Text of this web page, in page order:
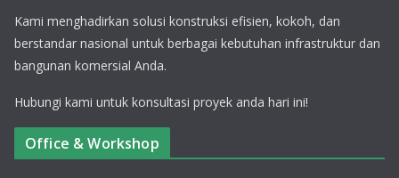
Kami menghadirkan solusi konstruksi efisien, kokoh, dan
berstandar nasional untuk berbagai kebutuhan infrastruktur dan
bangunan komersial Anda.
Hubungi kami untuk konsultasi proyek anda hari ini!
Office & Workshop